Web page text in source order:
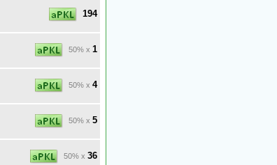
194
50% x 1
50% x 4
50% x 5
50% x 36